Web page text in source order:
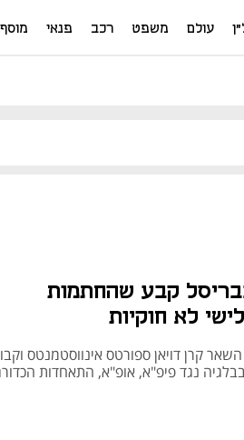
עולם משפט רכב פנאי מוסף
קבע שהחתמות
לא חוקיות
קרן דויאן ספורטס אינווסטמנטס
בבלגיה נגד פיפ"א, אופ"א, התאחדות